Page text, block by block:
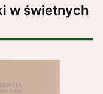
w świetnych